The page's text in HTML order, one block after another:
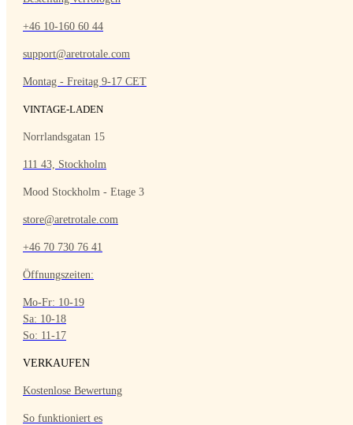
+46 10-160 60 44
support@aretrotale.com
Montag - Freitag 9-17 CET
VINTAGE-LADEN
Norrlandsgatan 15
111 43, Stockholm
Mood Stockholm - Etage 3
store@aretrotale.com
+46 70 730 76 41
Öffnungszeiten:
Mo-Fr: 10-19
Sa: 10-18
So: 11-17
VERKAUFEN
Kostenlose Bewertung
So funktioniert es